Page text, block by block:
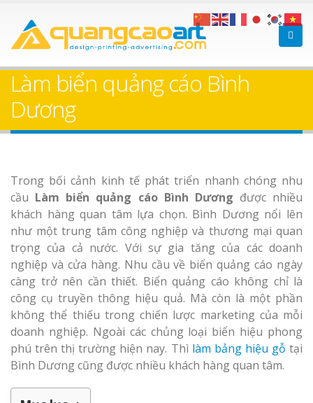
Làm biển quảng cáo Bình
Dương
Trong bối cảnh kinh tế phát triển nhanh chóng nhu
cầu Làm biển quảng cáo Bình Dương được nhiều
khách hàng quan tâm lựa chọn. Bình Dương nổi lên
như một trung tâm công nghiệp và thương mại quan
trọng của cả nước. Với sự gia tăng của các doanh
nghiệp và cửa hàng. Nhu cầu về biển quảng cáo ngày
càng trở nên cần thiết. Biển quảng cáo không chỉ là
công cụ truyền thông hiệu quả. Mà còn là một phần
không thể thiếu trong chiến lược marketing của mỗi
doanh nghiệp. Ngoài các chủng loại biển hiệu phong
phú trên thị trường hiện nay. Thì làm bảng hiệu gỗ tại
Bình Dương cũng được nhiều khách hàng quan tâm.
Làm bảng hiệu gỗ tại
theo yêu cầu
Làm bảng hiệu gỗ tại
Biên Hòa
Làm Biển
Thuận An
Dương
Thi công
cáo Thuận
Dương